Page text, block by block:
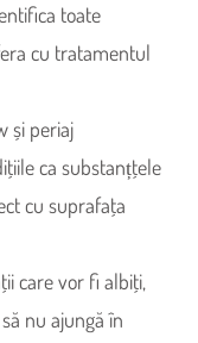
toate
cu tratamentul
și periaj
ca substanțţele
cu suprafaţa
care vor fi albiţi,
nu ajungă în